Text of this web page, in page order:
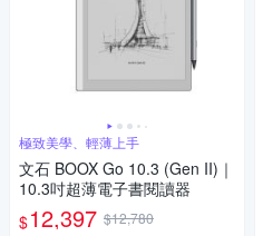
極致美學、輕薄上手
文石 BOOX Go 10.3 (Gen II)｜
10.3吋超薄電子書閱讀器
$12,397 $12,780